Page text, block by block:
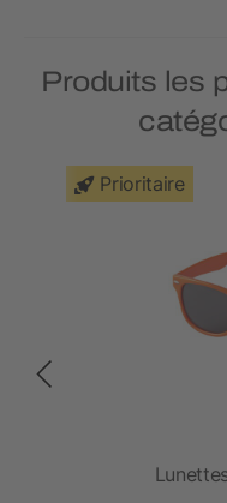
Produits les
Prioritaire